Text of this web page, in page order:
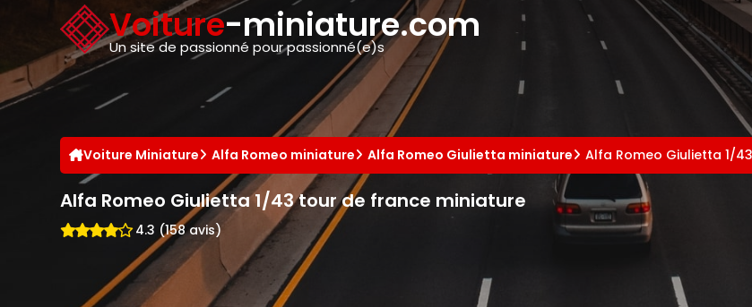
Voiture-miniature.com
Un site de passionné pour passionné(e)s
Voiture Miniature Alfa Romeo miniature Alfa Romeo Giulietta miniature Alfa Romeo Giulietta 1/
Alfa Romeo Giulietta 1/43 tour de france miniature
4.3 (158 avis)
Panneau de gestion des cookies